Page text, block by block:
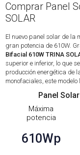
Comprar Panel
SOLAR
El nuevo panel solar de
gran potencia de 610W.
Bifacial 610W TRINA
superior e inferior, lo que
producción energética de
monofaciales, este
Panel
Máxima
potencia
610Wp